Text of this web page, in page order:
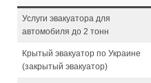
Услуги эвакуатора для
автомобиля до 2 тонн
Крытый эвакуатор по Украине
(закрытый эвакуатор)